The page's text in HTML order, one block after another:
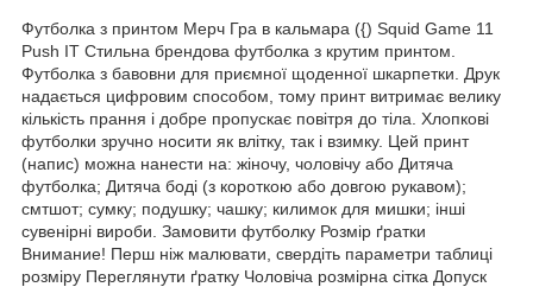
Футболка з принтом Мерч Гра в кальмара ({) Squid Game 11
Push IT Стильна брендова футболка з крутим принтом.
Футболка з бавовни для приємної щоденної шкарпетки. Друк
надається цифровим способом, тому принт витримає велику
кількість прання і добре пропускає повітря до тіла. Хлопкові
футболки зручно носити як влітку, так і взимку. Цей принт
(напис) можна нанести на: жіночу, чоловічу або Дитяча
футболка; Дитяча боді (з короткою або довгою рукавом);
смтшот; сумку; подушку; чашку; килимок для мишки; інші
сувенірні вироби. Замовити футболку Розмір ґратки
Внимание! Перш ніж малювати, свердіть параметри таблиці
розміру Переглянути ґратку Чоловіча розмірна сітка Допуск